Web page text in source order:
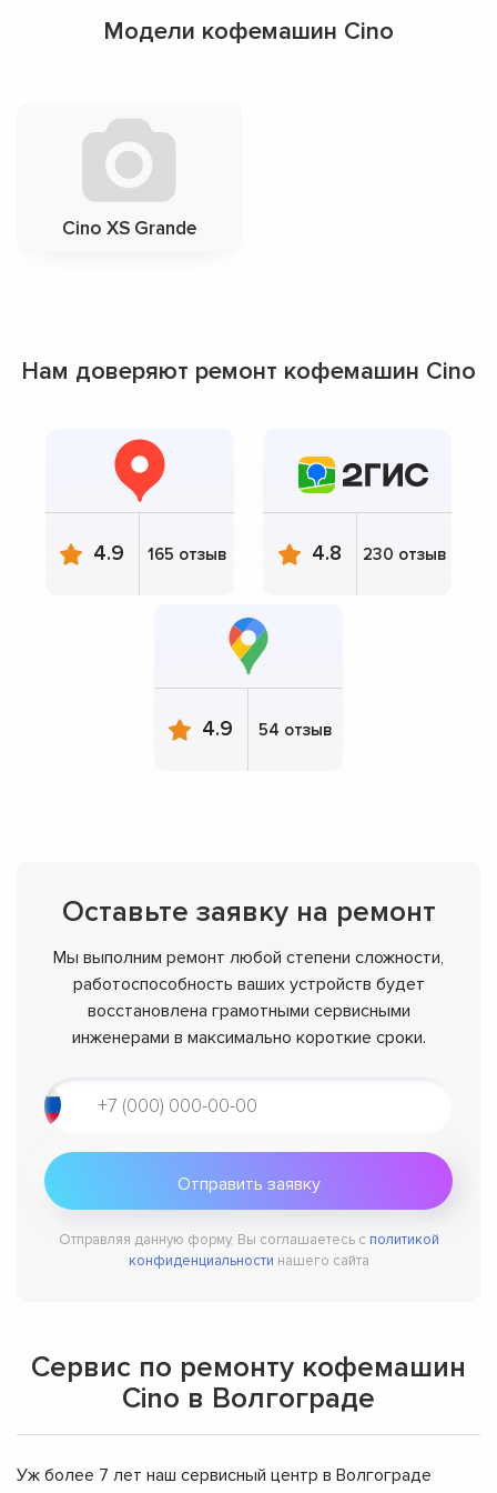
Модели кофемашин Cino
Cino XS Grande
Нам доверяют ремонт кофемашин Cino
4.9 165 отзыв 4.8 230 отзыв
4.9 54 отзыв
Оставьте заявку на ремонт
Мы выполним ремонт любой степени сложности,
работоспособность ваших устройств будет
восстановлена грамотными сервисными
инженерами в максимально короткие сроки.
Отправляя данную форму, Вы соглашаетесь с политикой
конфиденциальности нашего сайта
Сервис по ремонту кофемашин
Cino в Волгограде
Уж более 7 лет наш сервисный центр в Волгограде